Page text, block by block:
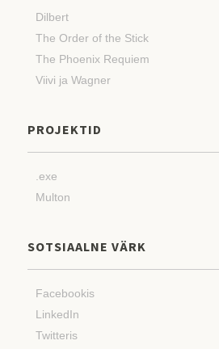
Dilbert
The Order of the Stick
The Phoenix Requiem
Viivi ja Wagner
PROJEKTID
.exe
Multon
SOTSIAALNE VÄRK
Facebookis
LinkedIn
Twitteris